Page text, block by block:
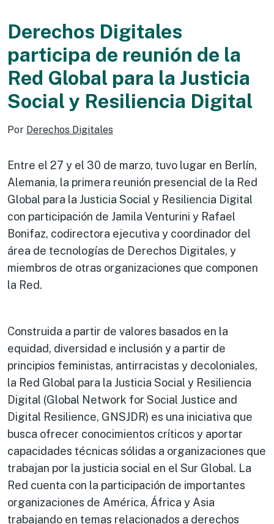
Derechos Digitales
participa de reunión de la
Red Global para la Justicia
Social y Resiliencia Digital
Por Derechos Digitales
Entre el 27 y el 30 de marzo, tuvo lugar en Berlín,
Alemania, la primera reunión presencial de la Red
Global para la Justicia Social y Resiliencia Digital
con participación de Jamila Venturini y Rafael
Bonifaz, codirectora ejecutiva y coordinador del
área de tecnologías de Derechos Digitales, y
miembros de otras organizaciones que componen
la Red.
Construida a partir de valores basados en la
equidad, diversidad e inclusión y a partir de
principios feministas, antirracistas y decoloniales,
la Red Global para la Justicia Social y Resiliencia
Digital (Global Network for Social Justice and
Digital Resilience, GNSJDR) es una iniciativa que
busca ofrecer conocimientos críticos y aportar
capacidades técnicas sólidas a organizaciones que
trabajan por la justicia social en el Sur Global. La
Red cuenta con la participación de importantes
organizaciones de América, África y Asia
trabajando en temas relacionados a derechos